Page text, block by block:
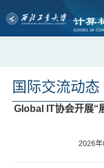
国际交流动态
Global IT协会开展“
2026